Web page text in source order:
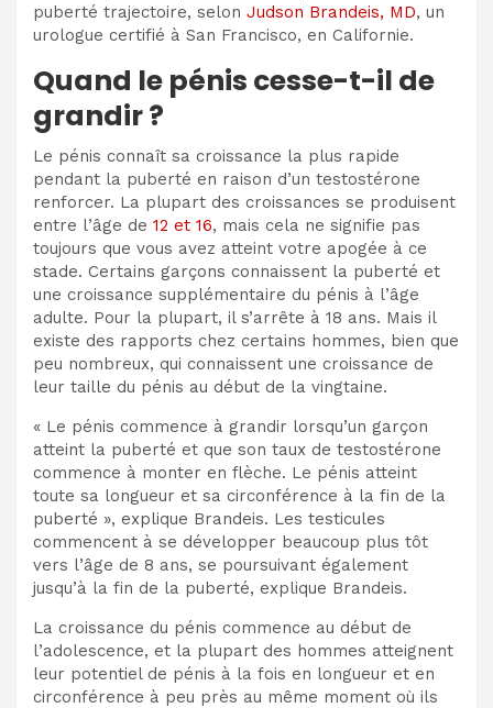
puberté trajectoire, selon Judson Brandeis, MD, un
urologue certifié à San Francisco, en Californie.
Quand le pénis cesse-t-il de
grandir ?
Le pénis connaît sa croissance la plus rapide
pendant la puberté en raison d’un testostérone
renforcer. La plupart des croissances se produisent
entre l’âge de 12 et 16, mais cela ne signifie pas
toujours que vous avez atteint votre apogée à ce
stade. Certains garçons connaissent la puberté et
une croissance supplémentaire du pénis à l’âge
adulte. Pour la plupart, il s’arrête à 18 ans. Mais il
existe des rapports chez certains hommes, bien que
peu nombreux, qui connaissent une croissance de
leur taille du pénis au début de la vingtaine.
« Le pénis commence à grandir lorsqu’un garçon
atteint la puberté et que son taux de testostérone
commence à monter en flèche. Le pénis atteint
toute sa longueur et sa circonférence à la fin de la
puberté », explique Brandeis. Les testicules
commencent à se développer beaucoup plus tôt
vers l’âge de 8 ans, se poursuivant également
jusqu’à la fin de la puberté, explique Brandeis.
La croissance du pénis commence au début de
l’adolescence, et la plupart des hommes atteignent
leur potentiel de pénis à la fois en longueur et en
circonférence à peu près au même moment où ils